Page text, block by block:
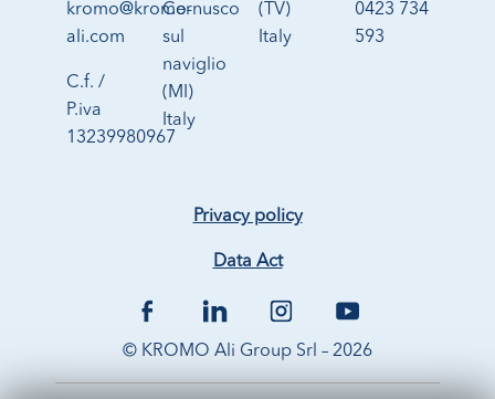
kromo@kromo-
ali.com
C.f. /
P.iva
13239980967
Cernusco
sul
naviglio
(MI)
Italy
(TV)
Italy
0423 734
593
Privacy policy
Data Act
© KROMO Ali Group Srl – 2026